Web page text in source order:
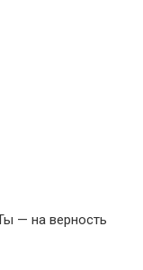
— на верность